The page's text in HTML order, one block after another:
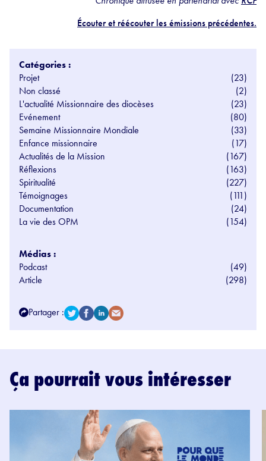
Écouter et réécouter les émissions précédentes.
Catégories :
Projet
(23)
Non classé
(2)
L'actualité Missionnaire des diocèses
(23)
Evénement
(80)
Semaine Missionnaire Mondiale
(33)
Enfance missionnaire
(17)
Actualités de la Mission
(167)
Réflexions
(163)
Spiritualité
(227)
Témoignages
(111)
Documentation
(24)
La vie des OPM
(154)
Médias :
Podcast
(49)
Article
(298)
Partager :
Ça pourrait vous intéresser